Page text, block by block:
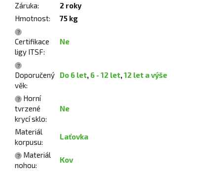
Záruka:
2 roky
Hmotnost: 75 kg
?
Certifikace
ligy ITSF:
Ne
?
Doporučený
věk:
Do 6 let, 6 - 12 let,12 let a výše
?
Horní
tvrzené
krycí sklo:
Ne
Materiál
korpusu:
Laťovka
?
Materiál
nohou:
Kov